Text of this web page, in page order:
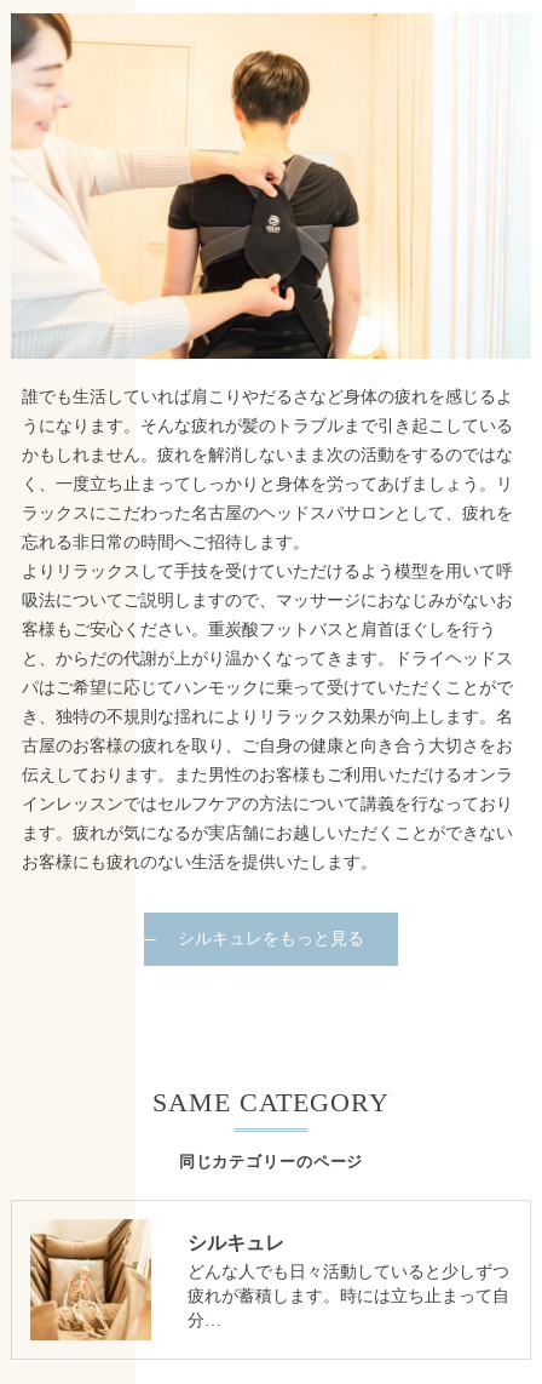
誰でも生活していれば肩こりやだるさなど身体の疲れを感じるよ
うになります。そんな疲れが髪のトラブルまで引き起こしている
かもしれません。疲れを解消しないまま次の活動をするのではな
く、一度立ち止まってしっかりと身体を労ってあげましょう。リ
ラックスにこだわった名古屋のヘッドスパサロンとして、疲れを
忘れる非日常の時間へご招待します。
よりリラックスして手技を受けていただけるよう模型を用いて呼
吸法についてご説明しますので、マッサージにおなじみがないお
客様もご安心ください。重炭酸フットバスと肩首ほぐしを行う
と、からだの代謝が上がり温かくなってきます。ドライヘッドス
パはご希望に応じてハンモックに乗って受けていただくことがで
き、独特の不規則な揺れによりリラックス効果が向上します。名
古屋のお客様の疲れを取り、ご自身の健康と向き合う大切さをお
伝えしております。また男性のお客様もご利用いただけるオンラ
インレッスンではセルフケアの方法について講義を行なっており
ます。疲れが気になるが実店舗にお越しいただくことができない
お客様にも疲れのない生活を提供いたします。
シルキュレをもっと見る
同じカテゴリーのページ
SAME CATEGORY
シルキュレ
どんな人でも日々活動していると少しずつ
疲れが蓄積します。時には立ち止まって自
分…